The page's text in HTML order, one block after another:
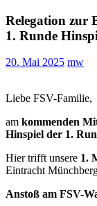
Relegation zur
1. Runde
20. Mai 2025 mw
Liebe FSV-Familie,
am kommenden
Hinspiel der 1.
Hier trifft unsere 1.
Eintracht
Anstoß am FSV-